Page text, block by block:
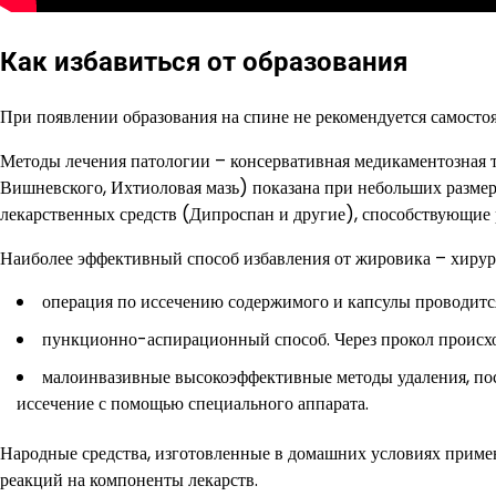
Как избавиться от образования
При появлении образования на спине не рекомендуется
Методы лечения патологии – консервативная
Вишневского, Ихтиоловая мазь) показана при небольших
лекарственных средств (Дипроспан и другие),
Наиболее эффективный способ избавления от жировика –
операция по иссечению содержимого и капсулы
пункционно-аспирационный способ. Через прокол
малоинвазивные высокоэффективные методы удаления,
иссечение с помощью специального аппарата.
Народные средства, изготовленные в домашних условиях
реакций на компоненты лекарств.